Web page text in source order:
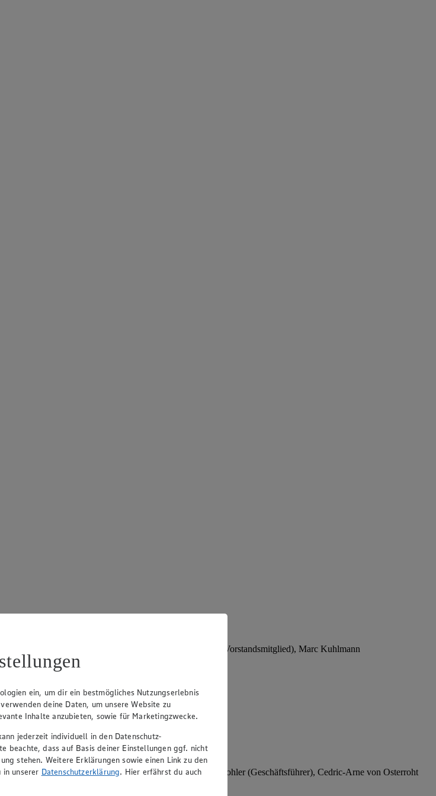
Ulf-U. Plath (Vorstandsmitglied), Stephan Wohler (Vorstandsmitglied), Marc Kuhlmann
Ulf-U. Plath (Geschäftsführer), Stephan Wohler (Geschäftsführer), Cedric-Arne von Osterroht
ein, um dir ein bestmögliches Nutzungserlebnis
deine Daten, um unsere Website zu
Inhalte anzubieten, sowie für Marketingzwecke.
jederzeit individuell in den Datenschutz-
beachte, dass auf Basis deiner Einstellungen ggf. nicht
stehen. Weitere Erklärungen sowie einen Link zu den
in unserer Datenschutzerklärung. Hier erfährst du auch